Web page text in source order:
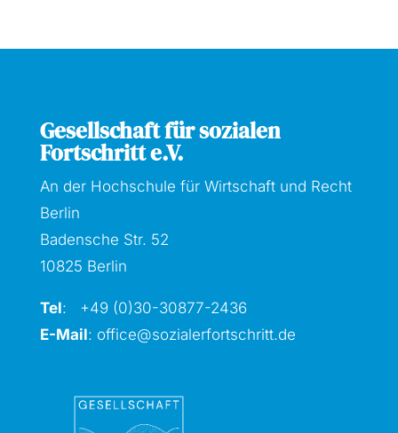
Gesellschaft für sozialen
Fortschritt e.V.
An der Hochschule für Wirtschaft und Recht
Berlin
Badensche Str. 52
10825 Berlin
Tel: +49 (0)30-30877-2436
E-Mail: office@sozialerfortschritt.de